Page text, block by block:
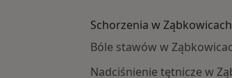
Schorzenia w
Bóle stawów w
Nadciśnienie tętnicze w